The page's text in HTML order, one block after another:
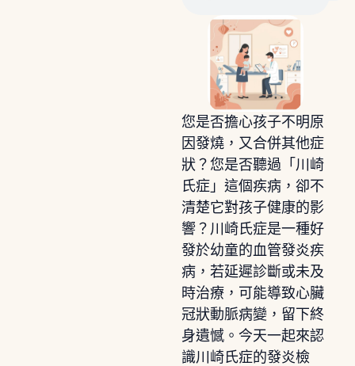
您是否擔心孩子不明原
因發燒，又合併其他症
狀？您是否聽過「川崎
氏症」這個疾病，卻不
清楚它對孩子健康的影
響？川崎氏症是一種好
發於幼童的血管發炎疾
病，若延遲診斷或未及
時治療，可能導致心臟
冠狀動脈病變，留下終
身遺憾。今天一起來認
識川崎氏症的發炎檢